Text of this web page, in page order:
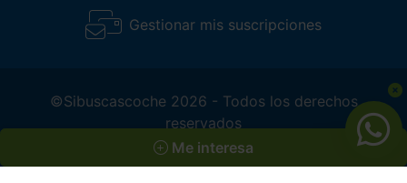
Me interesa
Gestionar mis suscripciones
©Sibuscascoche 2026 - Todos los derechos
reservados